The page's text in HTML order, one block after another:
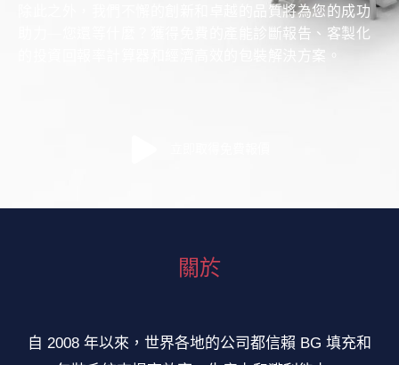
除此之外，我們不懈的創新和卓越的品質將為您的成功
助力—您還等什麼？獲得免費的產能診斷報告、客製化
的投資回報率計算器和經濟高效的包裝解決方案。
關於
自 2008 年以來，世界各地的公司都信賴 BG 填充和